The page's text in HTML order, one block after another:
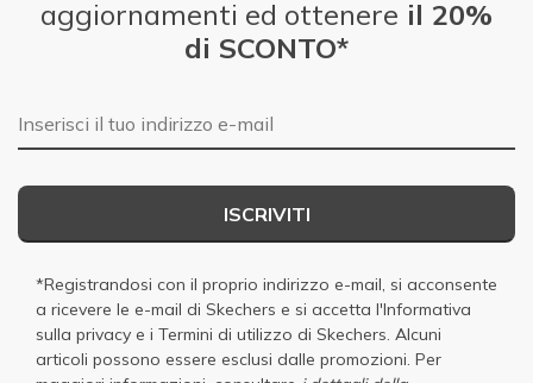
aggiornamenti ed ottenere il 20%
di SCONTO*
E-mail
ISCRIVITI
*Registrandosi con il proprio indirizzo e-mail, si acconsente
a ricevere le e-mail di Skechers e si accetta l'Informativa
sulla privacy e i Termini di utilizzo di Skechers. Alcuni
articoli possono essere esclusi dalle promozioni. Per